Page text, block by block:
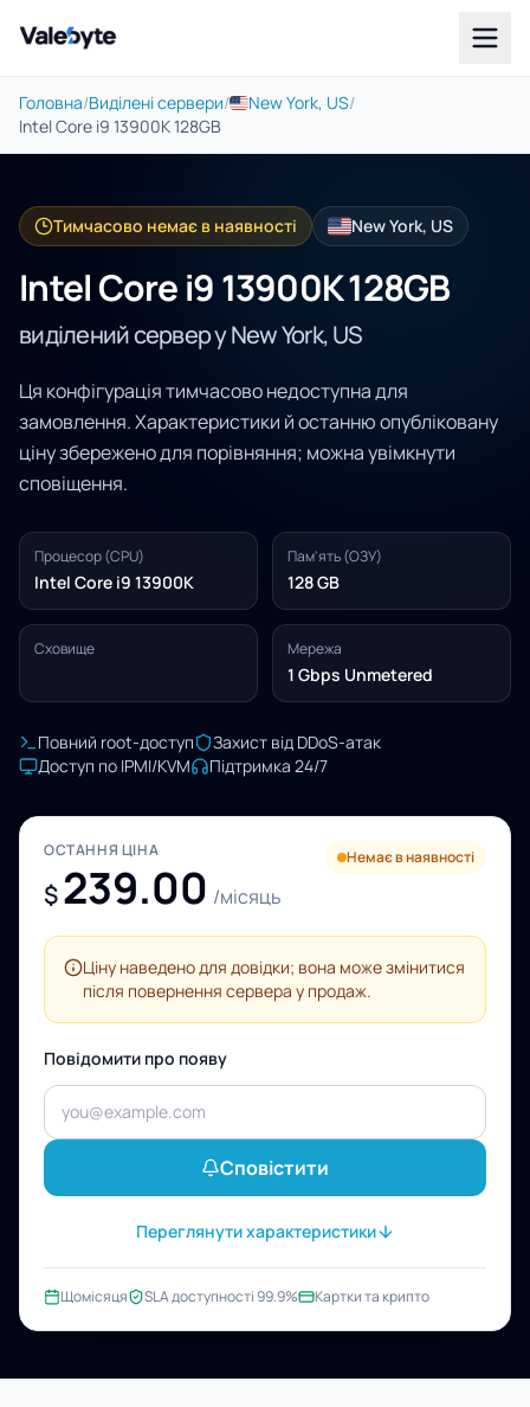
Valebyte
Головна/Виділені сервери/ New York, US/
Intel Core i9 13900K 128GB
Тимчасово немає в наявності New York, US
Intel Core i9 13900K 128GB
виділений сервер у New York, US
Ця конфігурація тимчасово недоступна для
замовлення. Характеристики й останню опубліковану
ціну збережено для порівняння; можна увімкнути
сповіщення.
Процесор (CPU)
Intel Core i9 13900K
Пам'ять (ОЗУ)
128 GB
Сховище Мережа
1 Gbps Unmetered
Повний root-доступ
Захист від DDoS-атак
Доступ по IPMI/KVM
Підтримка 24/7
ОСТАННЯ ЦІНА
$239.00 /місяць
Немає в наявності
Ціну наведено для довідки; вона може змінитися
після повернення сервера у продаж.
Повідомити про появу
Сповістити
Переглянути характеристики
Щомісяця SLA доступності 99.9% Картки та крипто